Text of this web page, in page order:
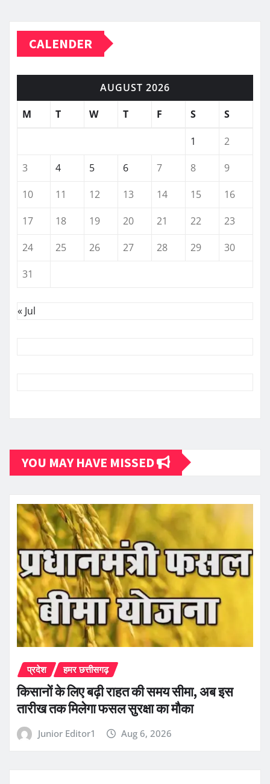
CALENDER
AUGUST 2026
M
T W T F S S
1
2
3
4 5 6 7 8
9
10
11 12 13 14 15
16
17
18 19 20 21 22
23
24
25 26 27 28 29
30
31
« Jul
YOU MAY HAVE MISSED
प्रदेश हमर छत्तीसगढ़
किसानों के लिए बढ़ी राहत की समय सीमा, अब इस
तारीख तक मिलेगा फसल सुरक्षा का मौका
Junior Editor1 Aug 6, 2026